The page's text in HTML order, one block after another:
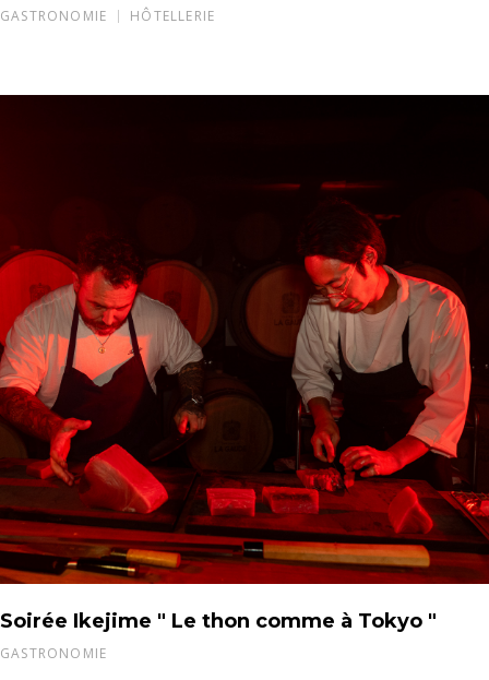
GASTRONOMIE HÔTELLERIE
Soirée Ikejime " Le thon comme à Tokyo "
GASTRONOMIE